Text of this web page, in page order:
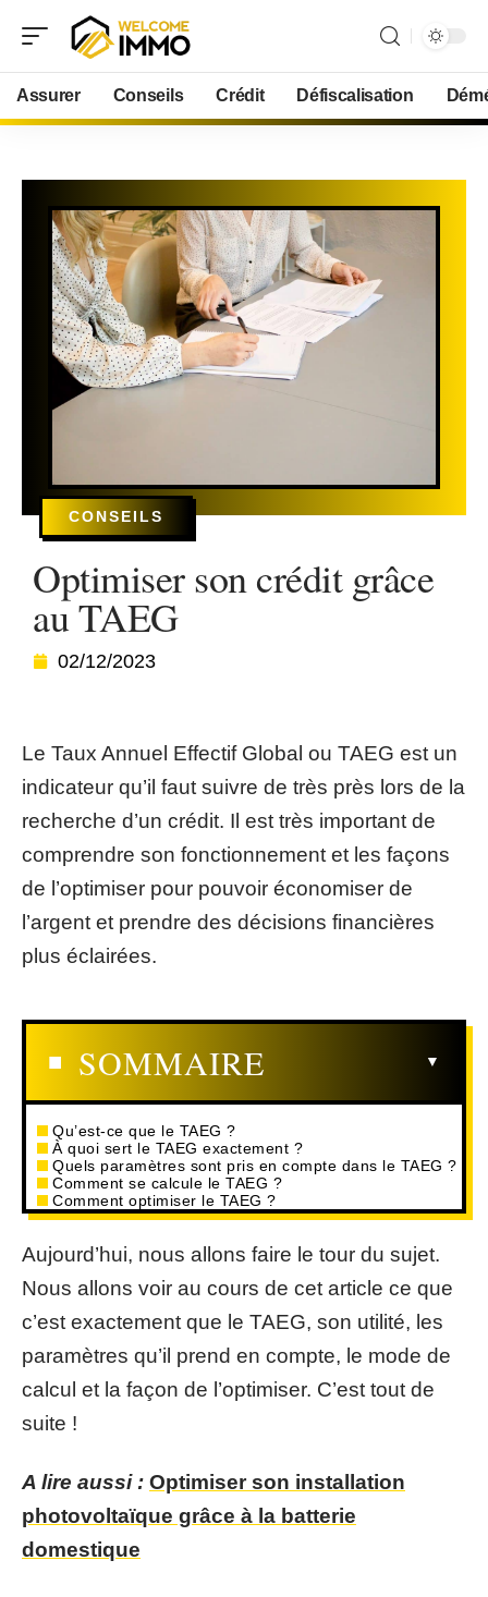
Assurer Conseils Crédit Défiscalisation
CONSEILS
Optimiser son crédit grâce
au TAEG
02/12/2023
Le Taux Annuel Effectif Global ou TAEG est un
indicateur qu’il faut suivre de très près lors de la
recherche d’un crédit. Il est très important de
comprendre son fonctionnement et les façons
de l’optimiser pour pouvoir économiser de
l’argent et prendre des décisions financières
plus éclairées.
SOMMAIRE
Qu’est-ce que le TAEG ?
À quoi sert le TAEG exactement ?
Quels paramètres sont pris en compte dans le TAEG ?
Comment se calcule le TAEG ?
Comment optimiser le TAEG ?
Aujourd’hui, nous allons faire le tour du sujet.
Nous allons voir au cours de cet article ce que
c’est exactement que le TAEG, son utilité, les
paramètres qu’il prend en compte, le mode de
calcul et la façon de l’optimiser. C’est tout de
suite !
A lire aussi : Optimiser son installation
photovoltaïque grâce à la batterie
domestique